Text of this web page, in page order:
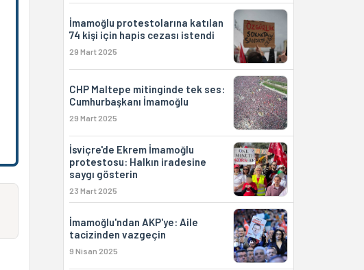
İmamoğlu protestolarına katılan
74 kişi için hapis cezası istendi
29 Mart 2025
CHP Maltepe mitinginde tek ses:
Cumhurbaşkanı İmamoğlu
29 Mart 2025
İsviçre'de Ekrem İmamoğlu
protestosu: Halkın iradesine
saygı gösterin
23 Mart 2025
İmamoğlu'ndan AKP'ye: Aile
tacizinden vazgeçin
9 Nisan 2025